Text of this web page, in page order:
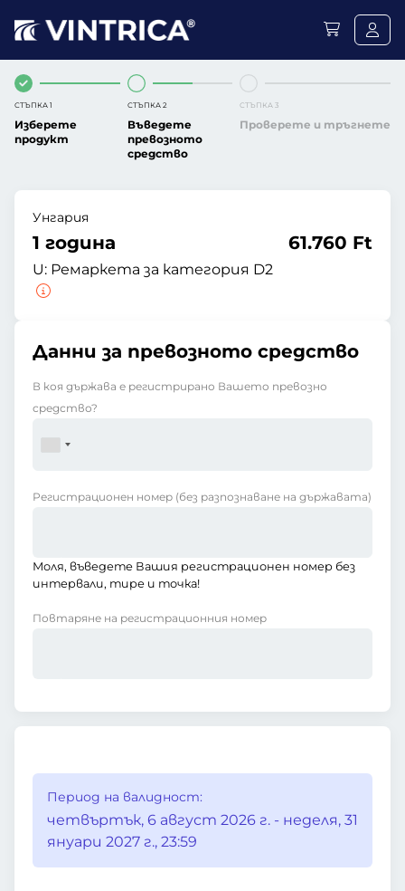
СТЪПКА 1
Изберете
продукт
СТЪПКА 2
Въведете
превозното
средство
СТЪПКА 3
Проверете и тръгнете
Унгария
1 година
U: Ремаркета за категория D2
61.760 Ft
Данни за превозното средство
В коя държава е регистрирано Вашето превозно
средство?
Регистрационен номер (без разпознаване на държавата)
Моля, въведете Вашия регистрационен номер без
интервали, тире и точка!
Повтаряне на регистрационния номер
Период на валидност:
четвъртък, 6 август 2026 г. - неделя, 31
януари 2027 г., 23:59